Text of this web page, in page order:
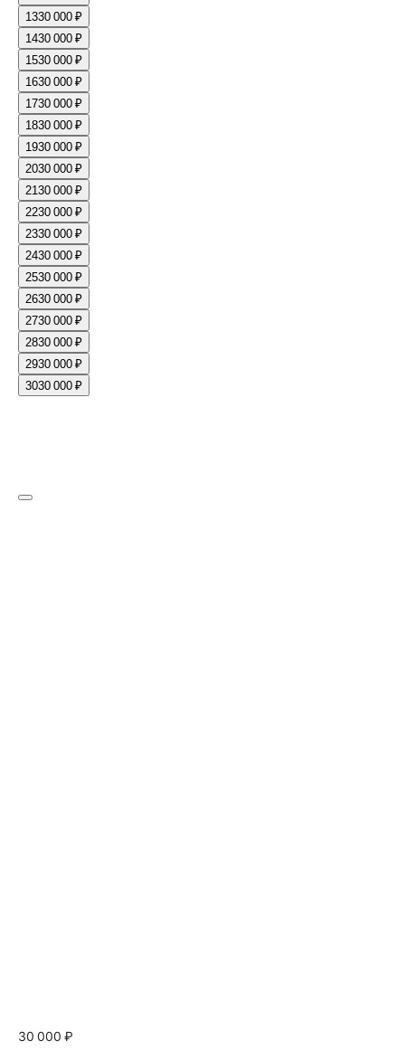
1330 000 ₽
1430 000 ₽
1530 000 ₽
1630 000 ₽
1730 000 ₽
1830 000 ₽
1930 000 ₽
2030 000 ₽
2130 000 ₽
2230 000 ₽
2330 000 ₽
2430 000 ₽
2530 000 ₽
2630 000 ₽
2730 000 ₽
2830 000 ₽
2930 000 ₽
3030 000 ₽
30 000 ₽